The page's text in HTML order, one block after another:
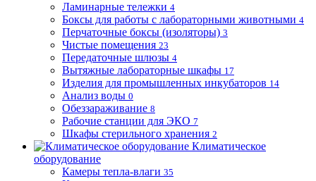
Ламинарные тележки 4
Боксы для работы с лабораторными животными 4
Перчаточные боксы (изоляторы) 3
Чистые помещения 23
Передаточные шлюзы 4
Вытяжные лабораторные шкафы 17
Изделия для промышленных инкубаторов 14
Анализ воды 0
Обеззараживание 8
Рабочие станции для ЭКО 7
Шкафы стерильного хранения 2
Климатическое
оборудование
Камеры тепла-влаги 35